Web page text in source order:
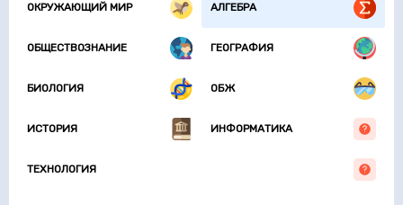
ОКРУЖАЮЩИЙ МИР АЛГЕБРА
ОБЩЕСТВОЗНАНИЕ ГЕОГРАФИЯ
БИОЛОГИЯ ОБЖ
ИСТОРИЯ ИНФОРМАТИКА
ТЕХНОЛОГИЯ